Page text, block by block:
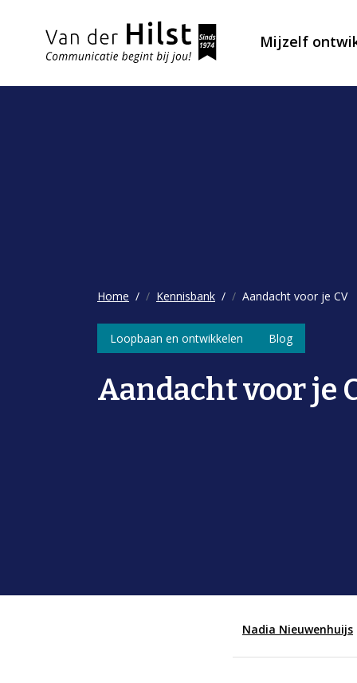
Mijzelf
Home Kennisbank Aandacht voor je CV
Loopbaan en ontwikkelen Blog
Aandacht voor je
Nadia Nieuwenhuijs